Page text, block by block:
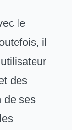
le
il
des
de ses